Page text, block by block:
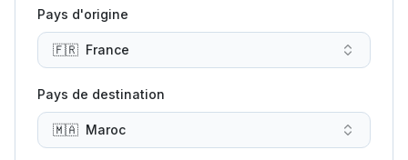
Pays d'origine
🇫🇷 France
Pays de destination
🇲🇦 Maroc